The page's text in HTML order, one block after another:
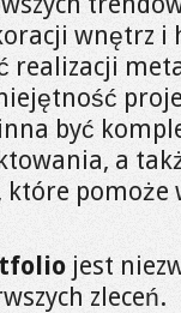
wnętrz i
realizacji
być
a
pomoże
jest
zleceń.